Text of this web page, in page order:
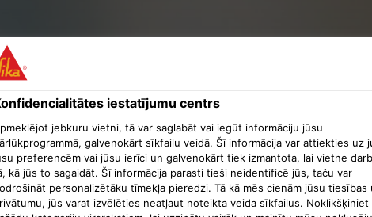
-
iestatījumu centrs
jebkuru vietni, tā var saglabāt vai iegūt informāciju jūsu
galvenokārt sīkfailu veidā. Šī informācija var attiekties uz
preferencēm vai jūsu ierīci un galvenokārt tiek izmantota, lai vietne
kā jūs to sagaidāt. Šī informācija parasti tieši neidentificē jūs, taču var
personalizētāku tīmekļa pieredzi. Tā kā mēs cienām jūsu tiesības
jūs varat izvēlēties neatļaut noteikta veida sīkfailus. Noklikšķiniet